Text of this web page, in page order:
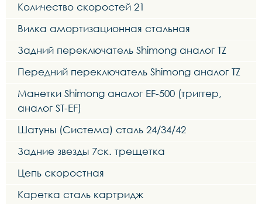
Количество скоростей 21
Вилка амортизационная стальная
Задний переключатель Shimong аналог TZ
Передний переключатель Shimong аналог TZ
Манетки Shimong аналог EF-500 (триггер,
аналог ST-EF)
Шатуны (Система) сталь 24/34/42
Задние звезды 7ск. трещетка
Цепь скоростная
Каретка сталь картридж